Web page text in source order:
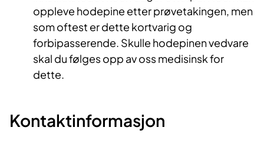
oppleve hodepine etter prøvetakingen, men
som oftest er dette kortvarig og
forbipasserende. Skulle hodepinen vedvare
skal du følges opp av oss medisinsk for
dette.
Kontaktinformasjon